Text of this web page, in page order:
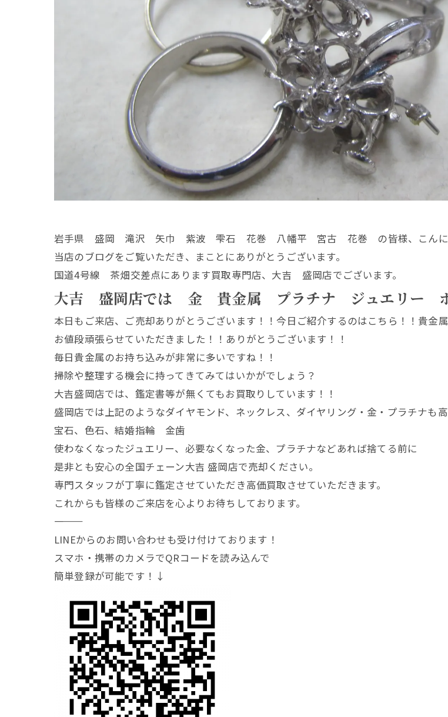
岩手県 盛岡 滝沢 矢巾 紫波 雫石 花巻 八幡平 宮古 花巻 の皆様、こんに
当店のブログをご覧いただき、まことにありがとうございます。
国道4号線 茶畑交差点にあります買取専門店、大吉 盛岡店でございます。
大吉 盛岡店では 金 貴金属 プラチナ ジュエリー ホ
本日もご来店、ご売却ありがとうございます！！今日ご紹介するのはこちら！！貴金属
お値段頑張らせていただきました！！ありがとうございます！！
毎日貴金属のお持ち込みが非常に多いですね！！
掃除や整理する機会に持ってきてみてはいかがでしょう？
大吉盛岡店では、鑑定書等が無くてもお買取りしています！！
盛岡店では上記のようなダイヤモンド、ネックレス、ダイヤリング・金・プラチナも
宝石、色石、結婚指輪 金歯
使わなくなったジュエリー、必要なくなった金、プラチナなどあれば捨てる前に
是非とも安心の全国チェーン大吉 盛岡店で売却ください。
専門スタッフが丁寧に鑑定させていただき高価買取させていただきます。
これからも皆様のご来店を心よりお待ちしております。
―――――――
LINEからのお問い合わせも受け付けております！
スマホ・携帯のカメラでQRコードを読み込んで
簡単登録が可能です！↓